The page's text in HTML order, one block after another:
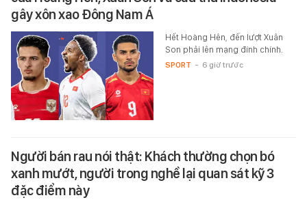
gây xôn xao Đông Nam Á
Hết Hoàng Hên, đến lượt Xuân
Son phải lên mạng đính chính.
SPORT - 6 giờ trước
Người bán rau nói thật: Khách thường chọn bó
xanh mướt, người trong nghề lại quan sát kỹ 3
đặc điểm này